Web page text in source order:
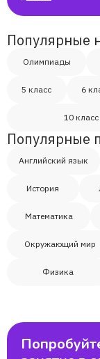
Популярные
Олимпиады
5 класс 6
10 класс
Популярные
Английский язык
История
Математика
Окружающий мир
Физика